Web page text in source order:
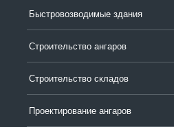
Быстровозводимые здания
Строительство ангаров
Строительство складов
Проектирование ангаров